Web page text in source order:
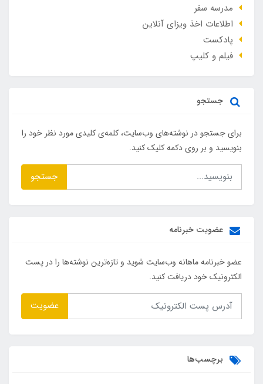
مدرسه سفر
اطلاعات اخذ ویزای آنلاین
پادکست
فیلم و کلیپ
جستجو
برای جستجو در نوشته‌های وب‌سایت، کلمه‌ی کلیدی مورد نظر خود را
بنویسید و بر روی دکمه کلیک کنید.
جستجو
عضویت خبرنامه
عضو خبرنامه ماهانه وب‌سایت شوید و تازه‌ترین نوشته‌ها را در پست
الکترونیک خود دریافت کنید.
عضویت
برچسب‌ها